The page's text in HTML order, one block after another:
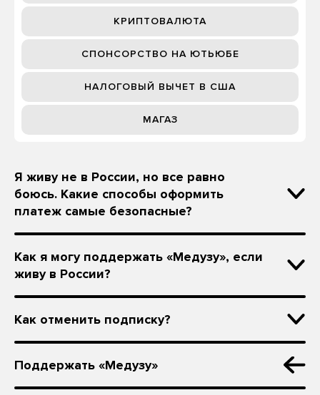
КРИПТОВАЛЮТА
СПОНСОРСТВО НА ЮТЬЮБЕ
НАЛОГОВЫЙ ВЫЧЕТ В США
МАГАЗ
Я живу не в России, но все равно
боюсь. Какие способы оформить
платеж самые безопасные?
Как я могу поддержать «Медузу», если
живу в России?
Как отменить подписку?
Поддержать «Медузу»